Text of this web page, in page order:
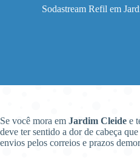
Sodastream Refil em
Se você mora em Jardim Cleide e
deve ter sentido a dor de cabeça
envios pelos correios e prazos